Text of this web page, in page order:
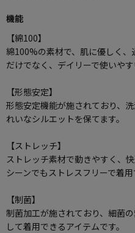
機能
【綿100】
綿100%の素材で、肌に優しく
だけでなく、デイリーで使いやす
【形態安定】
形態安定機能が施されており、
れいなシルエットを保てます。
【ストレッチ】
ストレッチ素材で動きやすく、
シーンでもストレスフリーで着用
【制菌】
制菌加工が施されており、細菌
して着用できるアイテムです。